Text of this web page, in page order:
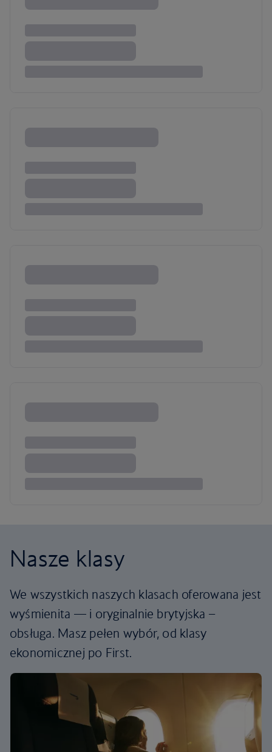
Nasze klasy
We wszystkich naszych klasach oferowana jest
wyśmienita — i oryginalnie brytyjska –
obsługa. Masz pełen wybór, od klasy
ekonomicznej po First.